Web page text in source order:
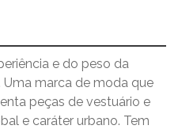
e do peso da
Uma marca de moda que
peças de vestuário e
e caráter urbano. Tem